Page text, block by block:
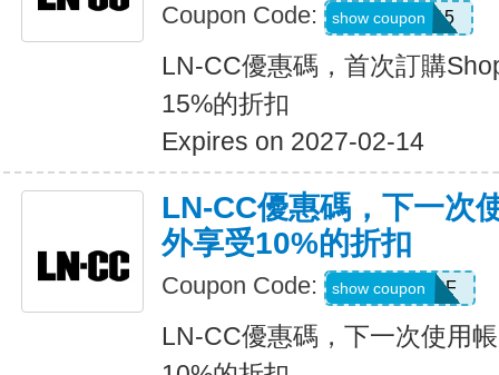
Coupon Code: APP15
show coupon
LN-CC優惠碼，首次訂購
15%的折扣
Expires on 2027-02-14
LN-CC優惠碼，下一次
外享受10%的折扣
Coupon Code: ACCOUNTSF
show coupon
LN-CC優惠碼，下一次使用